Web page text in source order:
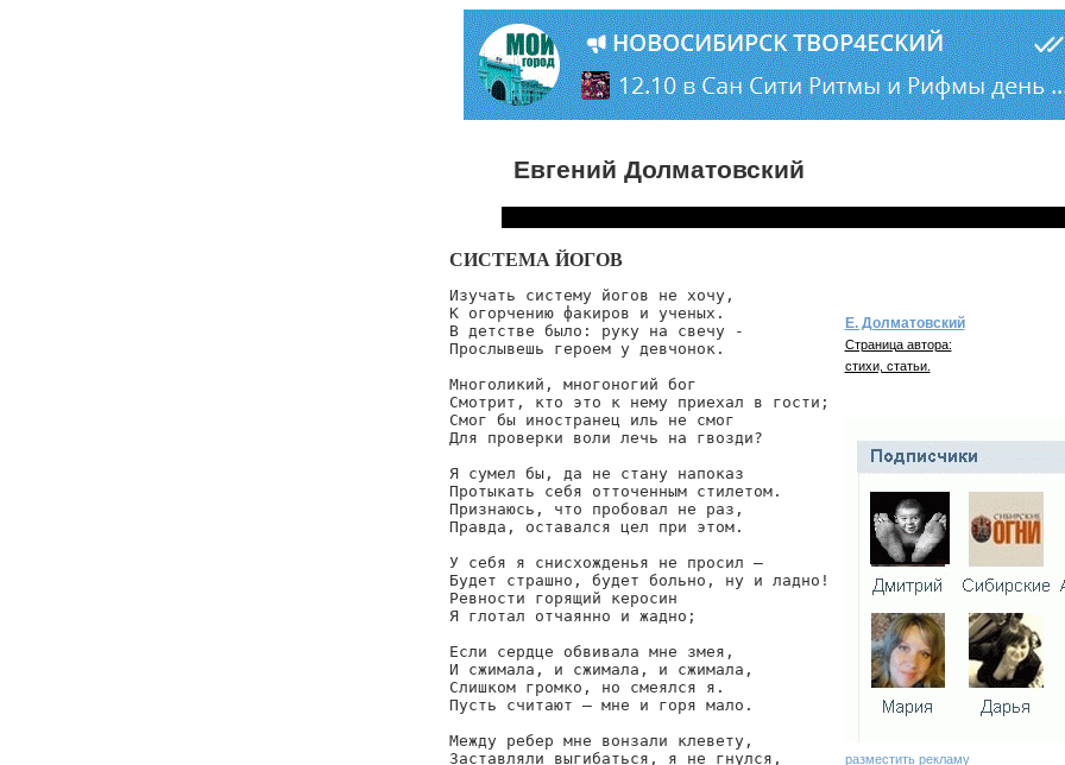
Евгений Долматовский
СИСТЕМА ЙОГОВ
Изучать систему йогов не хочу,
К огорчению факиров и ученых.
В детстве было: руку на свечу -
Прослывешь героем у девчонок.
Многоликий, многоногий бог
Смотрит, кто это к нему приехал в гости;
Смог бы иностранец иль не смог
Для проверки воли лечь на гвозди?
Я сумел бы, да не стану напоказ
Протыкать себя отточенным стилетом.
Признаюсь, что пробовал не раз,
Правда, оставался цел при этом.
У себя я снисхожденья не просил —
Будет страшно, будет больно, ну и ладно!
Ревности горящий керосин
Я глотал отчаянно и жадно;
Если сердце обвивала мне змея,
И сжимала, и сжимала, и сжимала,
Слишком громко, но смеялся я.
Пусть считают — мне и горя мало.
Между ребер мне вонзали клевету,
Заставляли выгибаться, я не гнулся,
Е. Долматовский
Страница автора:
стихи, статьи.
разместить рекламу